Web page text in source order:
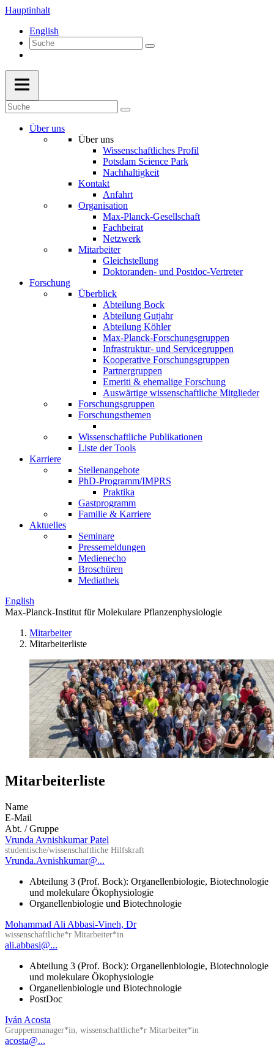
Hauptinhalt
English
Über uns
Über uns
Wissenschaftliches Profil
Potsdam Science Park
Nachhaltigkeit
Kontakt
Anfahrt
Organisation
Max-Planck-Gesellschaft
Fachbeirat
Netzwerk
Mitarbeiter
Gleichstellung
Doktoranden- und Postdoc-Vertreter
Forschung
Überblick
Abteilung Bock
Abteilung Gutjahr
Abteilung Köhler
Max-Planck-Forschungsgruppen
Infrastruktur- und Servicegruppen
Kooperative Forschungsgruppen
Partnergruppen
Emeriti & ehemalige Forschung
Auswärtige wissenschaftliche Mitglieder
Forschungsgruppen
Forschungsthemen
Wissenschaftliche Publikationen
Liste der Tools
Karriere
Stellenangebote
PhD-Programm/IMPRS
Praktika
Gastprogramm
Familie & Karriere
Aktuelles
Seminare
Pressemeldungen
Medienecho
Broschüren
Mediathek
English
Max-Planck-Institut für Molekulare Pflanzenphysiologie
Mitarbeiter
Mitarbeiterliste
Mitarbeiterliste
Name
E-Mail
Abt. / Gruppe
Vrunda Avnishkumar Patel
studentische/wissenschaftliche Hilfskraft
Vrunda.Avnishkumar@...
Abteilung 3 (Prof. Bock): Organellenbiologie, Biotechnologie
und molekulare Ökophysiologie
Organellenbiologie und Biotechnologie
Mohammad Ali Abbasi-Vineh, Dr
wissenschaftliche*r Mitarbeiter*in
ali.abbasi@...
Abteilung 3 (Prof. Bock): Organellenbiologie, Biotechnologie
und molekulare Ökophysiologie
Organellenbiologie und Biotechnologie
PostDoc
Iván Acosta
Gruppenmanager*in, wissenschaftliche*r Mitarbeiter*in
acosta@...